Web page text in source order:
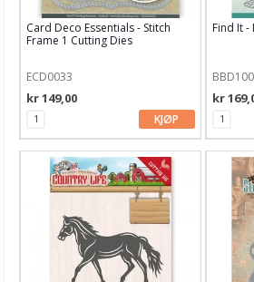
Picket Fence Studio
Pinkfresh Studio
Pregeplater
Pretty Pink Posh
Reprint
Simple and Basic
Sizzix
Spellbinder
Card Deco Essentials - Stitch
Frame 1 Cutting Dies
ECD0033
kr 149,00
KJØP
Find It
kr